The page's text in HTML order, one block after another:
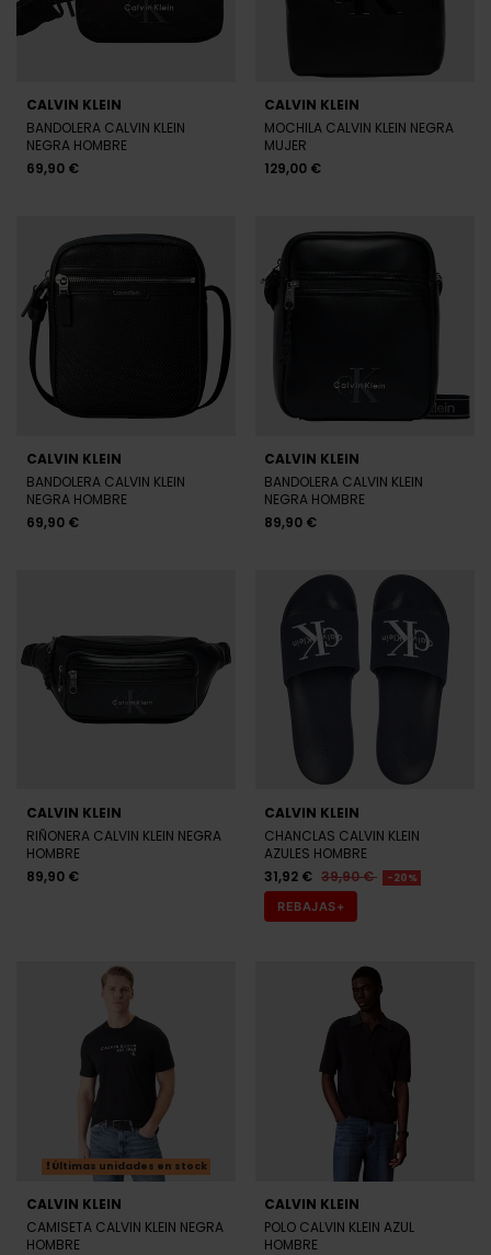
CALVIN KLEIN
BANDOLERA CALVIN KLEIN
NEGRA HOMBRE
69,90 €
CALVIN KLEIN
MOCHILA CALVIN KLEIN NEGRA
MUJER
129,00 €
CALVIN KLEIN
BANDOLERA CALVIN KLEIN
NEGRA HOMBRE
69,90 €
CALVIN KLEIN
BANDOLERA CALVIN KLEIN
NEGRA HOMBRE
89,90 €
CALVIN KLEIN
RIÑONERA CALVIN KLEIN NEGRA
HOMBRE
89,90 €
CALVIN KLEIN
CHANCLAS CALVIN KLEIN
AZULES HOMBRE
31,92 € 39,90 € -20%
REBAJAS+
Últimas unidades en stock
CALVIN KLEIN
CAMISETA CALVIN KLEIN NEGRA
HOMBRE
CALVIN KLEIN
POLO CALVIN KLEIN AZUL
HOMBRE